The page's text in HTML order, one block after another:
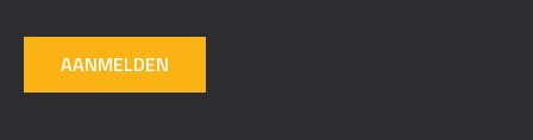
AANMELDEN